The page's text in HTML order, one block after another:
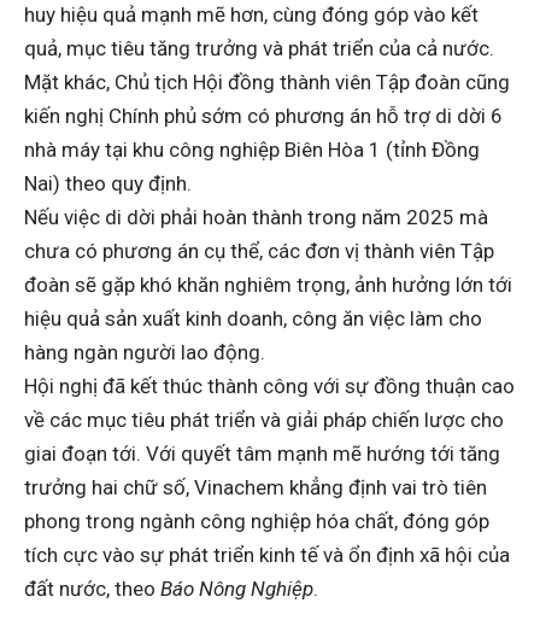
huy hiệu quả mạnh mẽ hơn, cùng đóng góp vào kết
quả, mục tiêu tăng trưởng và phát triển của cả nước.
Mặt khác, Chủ tịch Hội đồng thành viên Tập đoàn cũng
kiến nghị Chính phủ sớm có phương án hỗ trợ di dời 6
nhà máy tại khu công nghiệp Biên Hòa 1 (tỉnh Đồng
Nai) theo quy định.
Nếu việc di dời phải hoàn thành trong năm 2025 mà
chưa có phương án cụ thể, các đơn vị thành viên Tập
đoàn sẽ gặp khó khăn nghiêm trọng, ảnh hưởng lớn tới
hiệu quả sản xuất kinh doanh, công ăn việc làm cho
hàng ngàn người lao động.
Hội nghị đã kết thúc thành công với sự đồng thuận cao
về các mục tiêu phát triển và giải pháp chiến lược cho
giai đoạn tới. Với quyết tâm mạnh mẽ hướng tới tăng
trưởng hai chữ số, Vinachem khẳng định vai trò tiên
phong trong ngành công nghiệp hóa chất, đóng góp
tích cực vào sự phát triển kinh tế và ổn định xã hội của
đất nước, theo Báo Nông Nghiệp.